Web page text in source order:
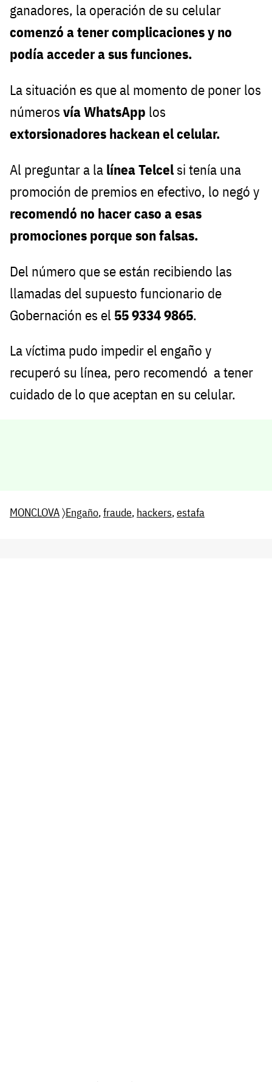
ganadores, la operación de su celular
comenzó a tener complicaciones y no
podía acceder a sus funciones.
La situación es que al momento de poner los
números vía WhatsApp los
extorsionadores hackean el celular.
Al preguntar a la línea Telcel si tenía una
promoción de premios en efectivo, lo negó y
recomendó no hacer caso a esas
promociones porque son falsas.
Del número que se están recibiendo las
llamadas del supuesto funcionario de
Gobernación es el 55 9334 9865.
La víctima pudo impedir el engaño y
recuperó su línea, pero recomendó a tener
cuidado de lo que aceptan en su celular.
MONCLOVA〉Engaño,fraude, hackers,estafa